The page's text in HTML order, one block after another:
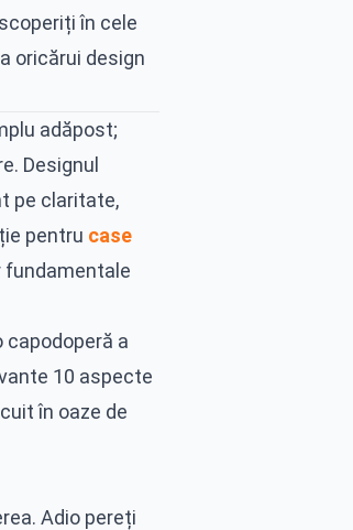
în cele
oricărui design
adăpost;
Designul
pe claritate,
pentru case
fundamentale
capodoperă a
10 aspecte
în oaze de
Adio pereți